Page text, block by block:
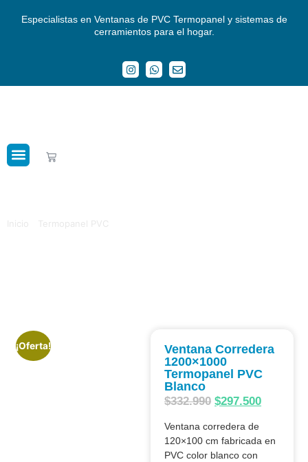
Especialistas en Ventanas de PVC Termopanel y sistemas de
cerramientos para el hogar.
Inicio Termopanel PVC
¡Oferta!
Ventana Corredera
1200×1000
Termopanel PVC
Blanco
$332.990 $297.500
Ventana corredera de
120×100 cm fabricada en
PVC color blanco con